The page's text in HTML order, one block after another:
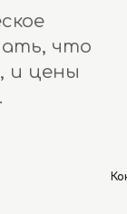
что
и цены